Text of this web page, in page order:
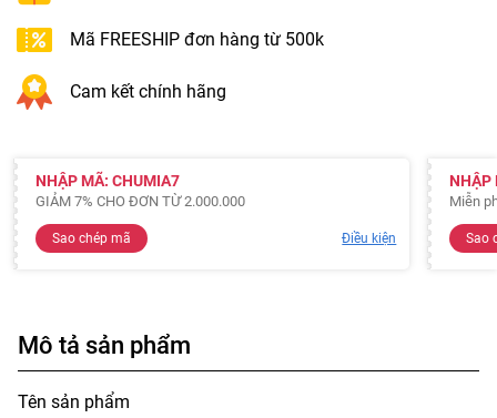
Mã FREESHIP đơn hàng từ 500k
Cam kết chính hãng
NHẬP MÃ: CHUMIA7
GIẢM 7% CHO ĐƠN TỪ 2.000.000
Sao chép mã Điều kiện
NHẬP
Miễn
Sao
Mô tả sản phẩm
Tên sản phẩm